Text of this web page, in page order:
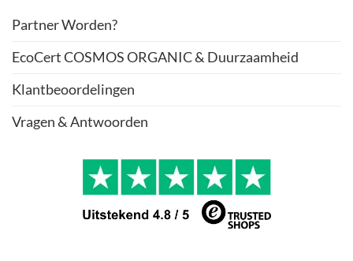
Partner Worden?
EcoCert COSMOS ORGANIC & Duurzaamheid
Klantbeoordelingen
Vragen & Antwoorden